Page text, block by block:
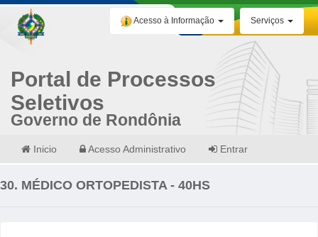
Serviços
Acesso à Informação
Portal de Processos
Seletivos
Governo de Rondônia
Inicio Acesso Administrativo Entrar
30. MÉDICO ORTOPEDISTA - 40HS